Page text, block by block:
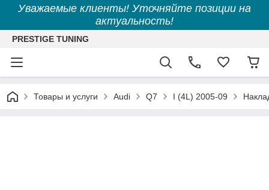
Уважаемые клиенты! Уточняйте позиции на
актуальность!
PRESTIGE TUNING
Товары и услуги Audi Q7 I (4L) 2005-09